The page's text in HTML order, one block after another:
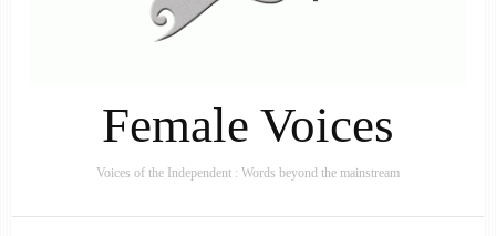
Female Voices
Voices of the Independent : Words beyond the mainstream